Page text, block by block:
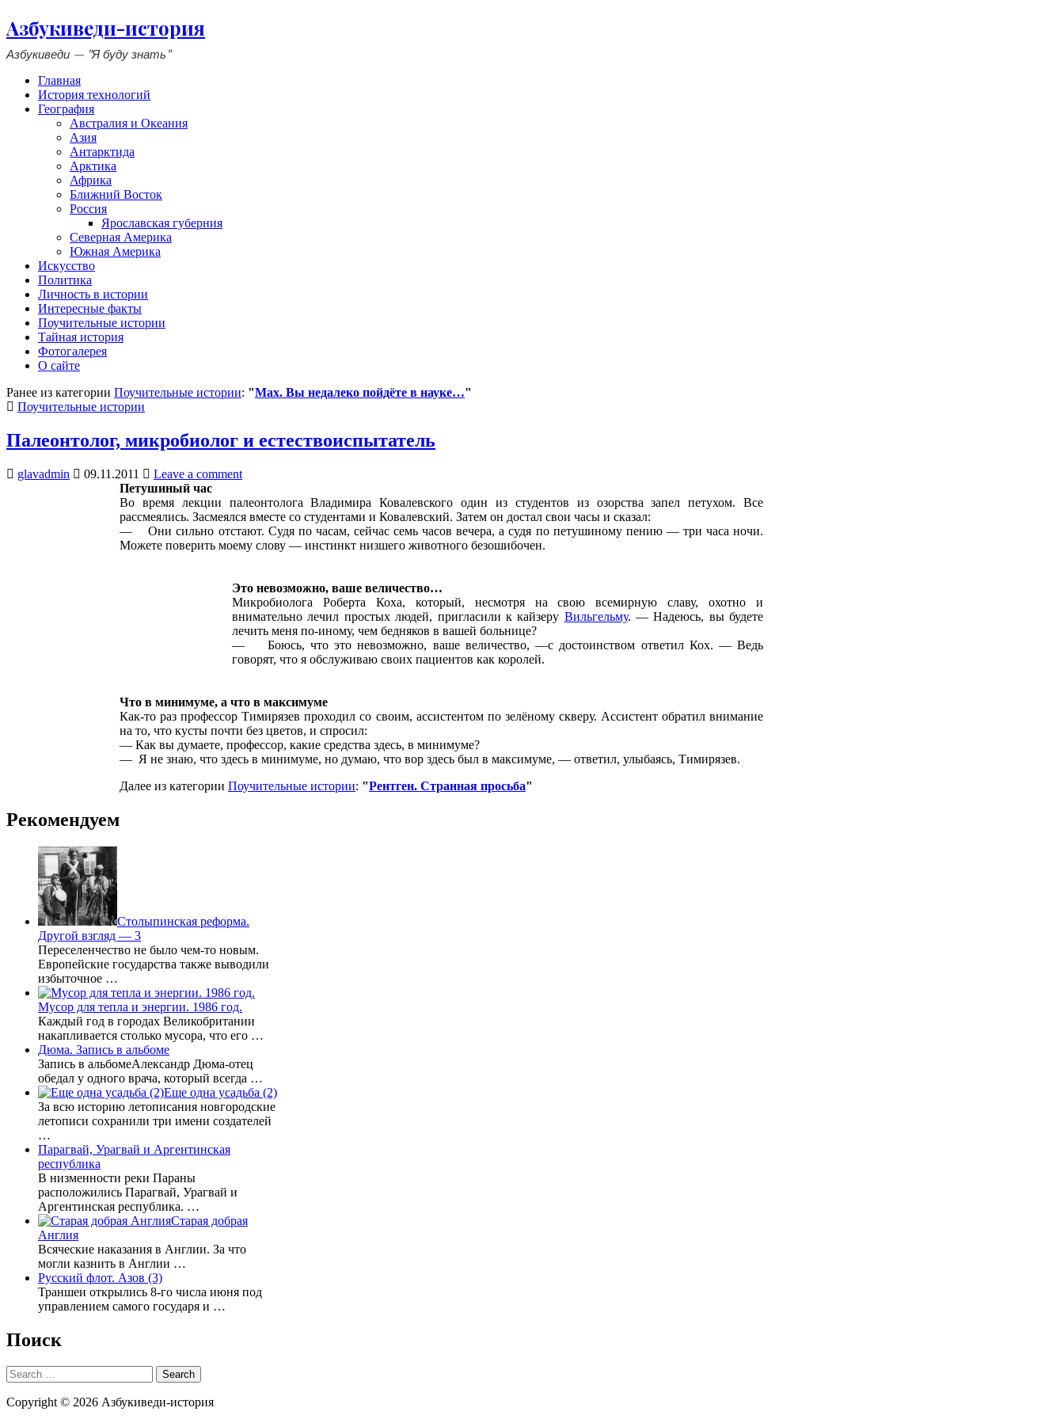
Азбукиведи-история
Азбукиведи — "Я буду знать"
Главная
История технологий
География
Австралия и Океания
Азия
Антарктида
Арктика
Африка
Ближний Восток
Россия
Ярославская губерния
Северная Америка
Южная Америка
Искусство
Политика
Личность в истории
Интересные факты
Поучительные истории
Тайная история
Фотогалерея
О сайте
Ранее из категории Поучительные истории: "Мах. Вы недалеко пойдёте в науке…"
Posted
Поучительные истории
Палеонтолог, микробиолог и естествоиспытатель
glavadmin 09.11.2011
Leave a comment
Петушиный час
Во время лекции палеонтолога Владимира Ковалевского один из студентов из озорства запел петухом. Все
рассмеялись. Засмеялся вместе со студентами и Ковалевский. Затем он достал свои часы и сказал:
— Они сильно отстают. Судя по часам, сейчас семь часов вечера, а судя по петушиному пению — три часа ночи.
Можете поверить моему слову — инстинкт низшего животного безошибочен.
Это невозможно, ваше величество…
Микробиолога Роберта Коха, который, несмотря на свою всемирную славу, охотно и
внимательно лечил простых людей, пригласили к кайзеру Вильгельму. — Надеюсь, вы будете
лечить меня по-иному, чем бедняков в вашей больнице?
— Боюсь, что это невозможно, ваше величество, —с достоинством ответил Кох. — Ведь
говорят, что я обслуживаю своих пациентов как королей.
Что в минимуме, а что в максимуме
Как-то раз профессор Тимирязев проходил со своим, ассистентом по зелёному скверу. Ассистент обратил внимание
на то, что кусты почти без цветов, и спросил:
— Как вы думаете, профессор, какие средства здесь, в минимуме?
— Я не знаю, что здесь в минимуме, но думаю, что вор здесь был в максимуме, — ответил, улыбаясь, Тимирязев.
Далее из категории Поучительные истории: "Рентген. Странная просьба"
Рекомендуем
Столыпинская реформа.
Другой взгляд — 3
Переселенчество не было чем-то новым.
Европейские государства также выводили
избыточное …
Мусор для тепла и энергии. 1986 год.
Каждый год в городах Великобритании
накапливается столько мусора, что его …
Дюма. Запись в альбоме
Запись в альбомеАлександр Дюма-отец
обедал у одного врача, который всегда …
Еще одна усадьба (2)
За всю историю летописания новгородские
летописи сохранили три имени создателей
…
Парагвай, Урагвай и Аргентинская
республика
В низменности реки Параны
расположились Парагвай, Урагвай и
Аргентинская республика. …
Старая добрая
Англия
Всяческие наказания в Англии. За что
могли казнить в Англии …
Русский флот. Азов (3)
Траншеи открылись 8-го числа июня под
управлением самого государя и …
Поиск
Search
for:
Copyright © 2026 Азбукиведи-история